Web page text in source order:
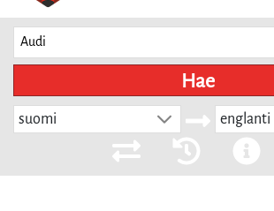
Hae
suomi englanti